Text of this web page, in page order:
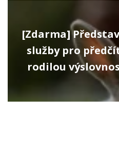
[Zdarma]
služby pro
rodilou